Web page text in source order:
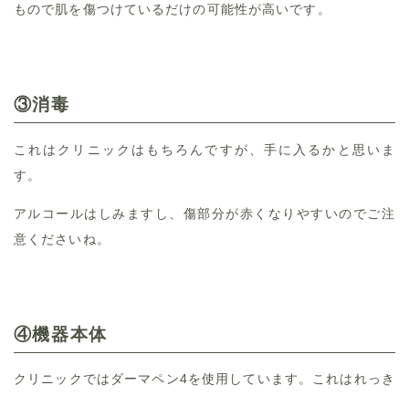
もので肌を傷つけているだけの可能性が高いです。
③消毒
これはクリニックはもちろんですが、手に入るかと思いま
す。
アルコールはしみますし、傷部分が赤くなりやすいのでご注
意くださいね。
④機器本体
クリニックではダーマペン4を使用しています。これはれっき